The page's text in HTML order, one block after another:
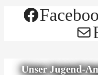
Unser Jugend-